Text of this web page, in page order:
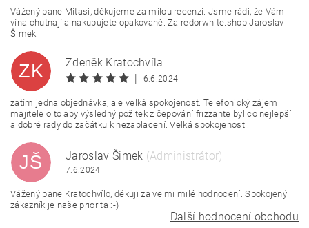
Vážený pane Mitasi, děkujeme za milou recenzi. Jsme rádi, že Vám
vína chutnají a nakupujete opakovaně. Za redorwhite.shop Jaroslav
Šimek
ZK
Zdeněk Kratochvíla
|
6.6.2024
zatím jedna objednávka, ale velká spokojenost. Telefonický zájem
majitele o to aby výsledný požitek z čepování frizzante byl co nejlepší
a dobré rady do začátku k nezaplacení. Velká spokojenost .
JŠ Jaroslav Šimek (Administrátor)
7.6.2024
Vážený pane Kratochvílo, děkuji za velmi milé hodnocení. Spokojený
zákazník je naše priorita :-)
Další hodnocení obchodu